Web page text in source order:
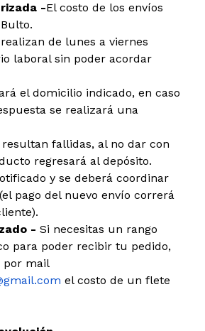
-El costo de los envíos
de lunes a viernes
laboral sin poder acordar
el domicilio indicado, en caso
se realizará una
fallidas, al no dar con
regresará al depósito.
y se deberá coordinar
pago del nuevo envío correrá
- Si necesitas un rango
para poder recibir tu pedido,
por mail
el costo de un flete